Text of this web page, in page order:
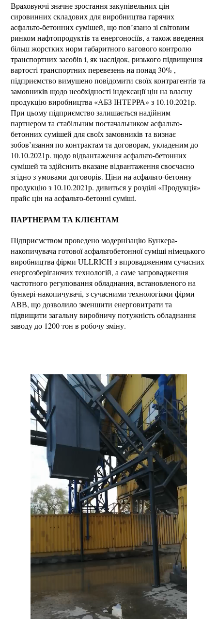
Враховуючі значне зростання закупівельних цін
сировинних складових для виробництва гарячих
асфальто-бетонних сумішей, що пов’язано зі світовим
ринком нафтопродуктів та енергоносіїв, а також введення
більш жорстких норм габаритного вагового контролю
транспортних засобів і, як наслідок, ризького підвищення
вартості транспортних перевезень на понад 30% ,
підприємство вимушено повідомити своїх контрагентів та
замовників щодо необхідності індексації цін на власну
продукцію виробництва «АБЗ ІНТЕРРА» з 10.10.2021р.
При цьому підприємство залишається надійним
партнером та стабільним постачальником асфальто-
бетонних сумішей для своїх замовників та визнає
зобов’язання по контрактам та договорам, укладеним до
10.10.2021р. щодо відвантаження асфальто-бетонних
сумішей та здійснить вказане відвантаження своєчасно
згідно з умовами договорів. Ціни на асфальто-бетонну
продукцію з 10.10.2021р. дивиться у розділі «Продукція»
прайс цін на асфальто-бетонні суміші.
ПАРТНЕРАМ ТА КЛІЄНТАМ
Підприємством проведено модернізацію Бункера-
накопичувача готової асфальтобетонної суміші німецького
виробництва фірми ULLRICH з впровадженням сучасних
енергозберігаючих технологій, а саме запровадження
частотного регулювання обладнання, встановленого на
бункері-накопичувачі, з сучасними технологіями фірми
АВВ, що дозволило зменшити енерговитрати та
підвищити загальну виробничу потужність обладнання
заводу до 1200 тон в робочу зміну.